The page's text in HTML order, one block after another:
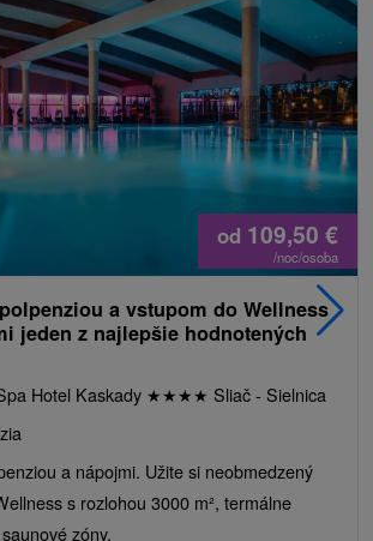
od 109,50 €
/noc/osoba
a vstupom do Wellness
jeden z najlepšie hodnotených
Hotel Kaskady ★★★★ Sliač - Sielnica
a nápojmi. Užite si neobmedzený
s rozlohou 3000 m², termálne
zóny.